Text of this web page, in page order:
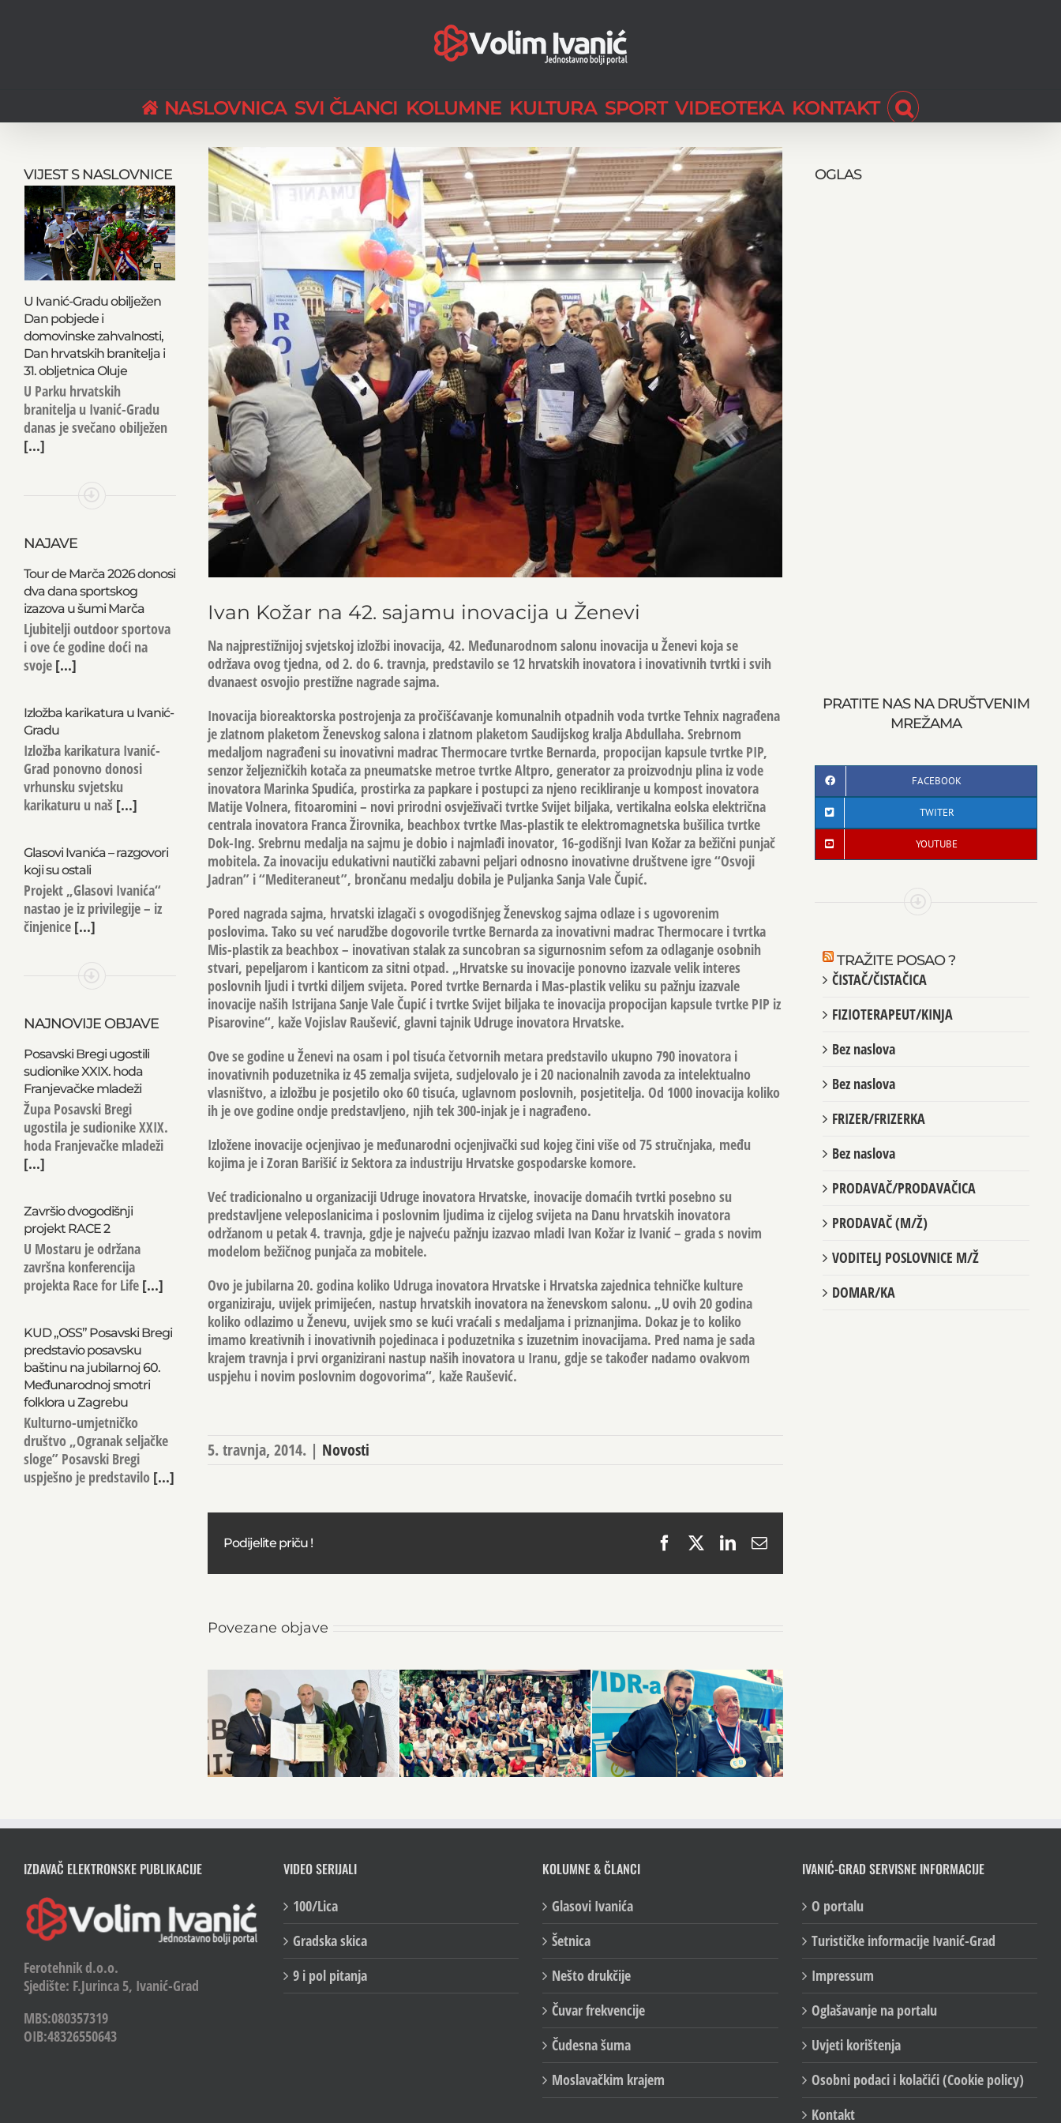
NASLOVNICA SVI ČLANCI KOLUMNE KULTURA SPORT VIDEOTEKA KONTAKT
View
Larger
Image
Ivan Kožar na 42. sajamu inovacija u Ženevi
Na najprestižnijoj svjetskoj izložbi inovacija, 42. Međunarodnom salonu inovacija u Ženevi koja se
održava ovog tjedna, od 2. do 6. travnja, predstavilo se 12 hrvatskih inovatora i inovativnih tvrtki i svih
dvanaest osvojio prestižne nagrade sajma.
Inovacija bioreaktorska postrojenja za pročišćavanje komunalnih otpadnih voda tvrtke Tehnix nagrađena
je zlatnom plaketom Ženevskog salona i zlatnom plaketom Saudijskog kralja Abdullaha. Srebrnom
medaljom nagrađeni su inovativni madrac Thermocare tvrtke Bernarda, propocijan kapsule tvrtke PIP,
senzor željezničkih kotača za pneumatske metroe tvrtke Altpro, generator za proizvodnju plina iz vode
inovatora Marinka Spudića, prostirka za papkare i postupci za njeno recikliranje u kompost inovatora
Matije Volnera, fitoaromini – novi prirodni osvježivači tvrtke Svijet biljaka, vertikalna eolska električna
centrala inovatora Franca Žirovnika, beachbox tvrtke Mas-plastik te elektromagnetska bušilica tvrtke
Dok-Ing. Srebrnu medalja na sajmu je dobio i najmlađi inovator, 16-godišnji Ivan Kožar za bežični punjač
mobitela. Za inovaciju edukativni nautički zabavni peljari odnosno inovativne društvene igre “Osvoji
Jadran” i “Mediteraneut”, brončanu medalju dobila je Puljanka Sanja Vale Čupić.
Pored nagrada sajma, hrvatski izlagači s ovogodišnjeg Ženevskog sajma odlaze i s ugovorenim
poslovima. Tako su već narudžbe dogovorile tvrtke Bernarda za inovativni madrac Thermocare i tvrtka
Mis-plastik za beachbox – inovativan stalak za suncobran sa sigurnosnim sefom za odlaganje osobnih
stvari, pepeljarom i kanticom za sitni otpad. „Hrvatske su inovacije ponovno izazvale velik interes
poslovnih ljudi i tvrtki diljem svijeta. Pored tvrtke Bernarda i Mas-plastik veliku su pažnju izazvale
inovacije naših Istrijana Sanje Vale Čupić i tvrtke Svijet biljaka te inovacija propocijan kapsule tvrtke PIP iz
Pisarovine“, kaže Vojislav Raušević, glavni tajnik Udruge inovatora Hrvatske.
Ove se godine u Ženevi na osam i pol tisuća četvornih metara predstavilo ukupno 790 inovatora i
inovativnih poduzetnika iz 45 zemalja svijeta, sudjelovalo je i 20 nacionalnih zavoda za intelektualno
vlasništvo, a izložbu je posjetilo oko 60 tisuća, uglavnom poslovnih, posjetitelja. Od 1000 inovacija koliko
ih je ove godine ondje predstavljeno, njih tek 300-injak je i nagrađeno.
Izložene inovacije ocjenjivao je međunarodni ocjenjivački sud kojeg čini više od 75 stručnjaka, među
kojima je i Zoran Barišić iz Sektora za industriju Hrvatske gospodarske komore.
Već tradicionalno u organizaciji Udruge inovatora Hrvatske, inovacije domaćih tvrtki posebno su
predstavljene veleposlanicima i poslovnim ljudima iz cijelog svijeta na Danu hrvatskih inovatora
održanom u petak 4. travnja, gdje je najveću pažnju izazvao mladi Ivan Kožar iz Ivanić – grada s novim
modelom bežičnog punjača za mobitele.
Ovo je jubilarna 20. godina koliko Udruga inovatora Hrvatske i Hrvatska zajednica tehničke kulture
organiziraju, uvijek primijećen, nastup hrvatskih inovatora na ženevskom salonu. „U ovih 20 godina
koliko odlazimo u Ženevu, uvijek smo se kući vraćali s medaljama i priznanjima. Dokaz je to koliko
imamo kreativnih i inovativnih pojedinaca i poduzetnika s izuzetnim inovacijama. Pred nama je sada
krajem travnja i prvi organizirani nastup naših inovatora u Iranu, gdje se također nadamo ovakvom
uspjehu i novim poslovnim dogovorima“, kaže Raušević.
5. travnja, 2014. | Novosti
Podijelite priču ! FacebookLinkedIn
Email
Povezane objave
VIJEST S NASLOVNICE
U Ivanić-Gradu obilježen
Dan pobjede i
domovinske zahvalnosti,
Dan hrvatskih branitelja i
31. obljetnica Oluje
U Parku hrvatskih
branitelja u Ivanić-Gradu
danas je svečano obilježen
[...]
NAJAVE
Tour de Marča 2026 donosi
dva dana sportskog
izazova u šumi Marča
Ljubitelji outdoor sportova
i ove će godine doći na
svoje[...]
Izložba karikatura u Ivanić-
Gradu
Izložba karikatura Ivanić-
Grad ponovno donosi
vrhunsku svjetsku
karikaturu u naš[...]
Glasovi Ivanića – razgovori
koji su ostali
Projekt „Glasovi Ivanića“
nastao je iz privilegije – iz
činjenice[...]
NAJNOVIJE OBJAVE
Posavski Bregi ugostili
sudionike XXIX. hoda
Franjevačke mladeži
Župa Posavski Bregi
ugostila je sudionike XXIX.
hoda Franjevačke mladeži
[...]
Završio dvogodišnji
projekt RACE 2
U Mostaru je održana
završna konferencija
projekta Race for Life[...]
KUD „OSS” Posavski Bregi
predstavio posavsku
baštinu na jubilarnoj 60.
Međunarodnoj smotri
folklora u Zagrebu
Kulturno-umjetničko
društvo „Ogranak seljačke
sloge” Posavski Bregi
uspješno je predstavilo[...]
OGLAS
PRATITE NAS NA DRUŠTVENIM
MREŽAMA
FACEBOOK
TWITER
YOUTUBE
TRAŽITE POSAO ?
ČISTAČ/ČISTAČICA
FIZIOTERAPEUT/KINJA
Bez naslova
Bez naslova
FRIZER/FRIZERKA
Bez naslova
PRODAVAČ/PRODAVAČICA
PRODAVAČ (M/Ž)
VODITELJ POSLOVNICE M/Ž
DOMAR/KA
IZDAVAČ ELEKTRONSKE PUBLIKACIJE
Ferotehnik d.o.o.
Sjedište: F.Jurinca 5, Ivanić-Grad
MBS:080357319
OIB:48326550643
VIDEO SERIJALI
100/Lica
Gradska skica
9 i pol pitanja
KOLUMNE & ČLANCI
Glasovi Ivanića
Šetnica
Nešto drukčije
Čuvar frekvencije
Čudesna šuma
Moslavačkim krajem
IVANIĆ-GRAD SERVISNE INFORMACIJE
O portalu
Turističke informacije Ivanić-Grad
Impressum
Oglašavanje na portalu
Uvjeti korištenja
Osobni podaci i kolačići (Cookie policy)
Kontakt